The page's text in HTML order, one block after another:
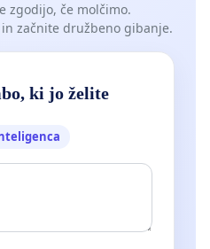
zgodijo, če molčimo.
začnite družbeno gibanje.
ki jo želite